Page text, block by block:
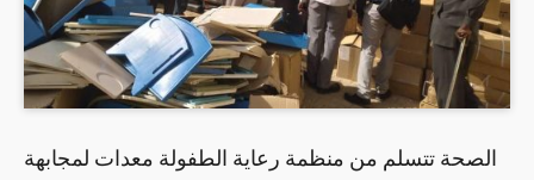
الصحة تتسلم من منظمة رعاية الطفولة معدات لمجابهة